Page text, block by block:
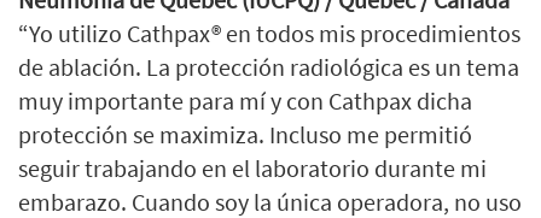
“Yo utilizo Cathpax® en todos mis procedimientos
de ablación. La protección radiológica es un tema
muy importante para mí y con Cathpax dicha
protección se maximiza. Incluso me permitió
seguir trabajando en el laboratorio durante mi
embarazo. Cuando soy la única operadora, no uso